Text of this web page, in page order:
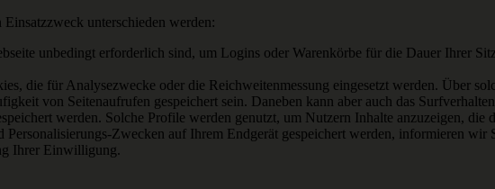
unterschieden werden:
unbedingt erforderlich sind, um Logins oder Warenkörbe für die Dauer Ihrer
die für Analysezwecke oder die Reichweitenmessung eingesetzt werden. Über
von Seitenaufrufen gespeichert sein. Daneben kann aber auch das
werden. Solche Profile werden genutzt, um Nutzern Inhalte anzuzeigen, die
Zwecken auf Ihrem Endgerät gespeichert werden, informieren wir
Ihrer Einwilligung.